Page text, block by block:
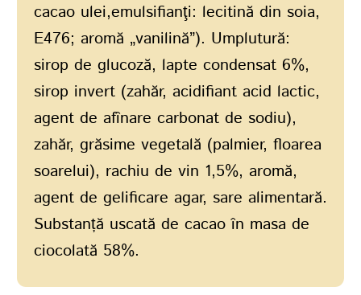
cacao ulei,emulsifianţi: lecitină din soia,
E476; aromă „vanilină”). Umplutură:
sirop de glucoză, lapte condensat 6%,
sirop invert (zahăr, acidifiant acid lactic,
agent de afînare carbonat de sodiu),
zahăr, grăsime vegetală (palmier, floarea
soarelui), rachiu de vin 1,5%, aromă,
agent de gelificare agar, sare alimentară.
Substanță uscată de cacao în masa de
ciocolată 58%.